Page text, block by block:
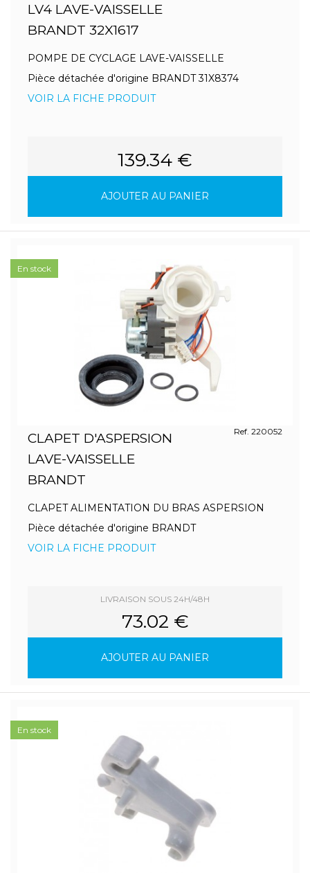
LV4 LAVE-VAISSELLE
BRANDT 32X1617
POMPE DE CYCLAGE LAVE-VAISSELLE
Pièce détachée d'origine BRANDT 31X8374
VOIR LA FICHE PRODUIT
139.34 €
AJOUTER AU PANIER
CLAPET D'ASPERSION
LAVE-VAISSELLE
BRANDT
Ref. 220052
CLAPET ALIMENTATION DU BRAS ASPERSION
Pièce détachée d'origine BRANDT
VOIR LA FICHE PRODUIT
LIVRAISON SOUS 24H/48H
73.02 €
AJOUTER AU PANIER
En stock
En stock